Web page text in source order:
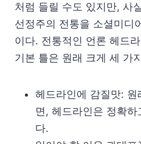
처럼 들릴 수도 있지만, 사
선정주의 전통을 소셜미디
이다. 전통적인 언론 헤드
기본 틀은 원래 크게 세 가
헤드라인에 감질맛:
면, 헤드라인은 정확
다.